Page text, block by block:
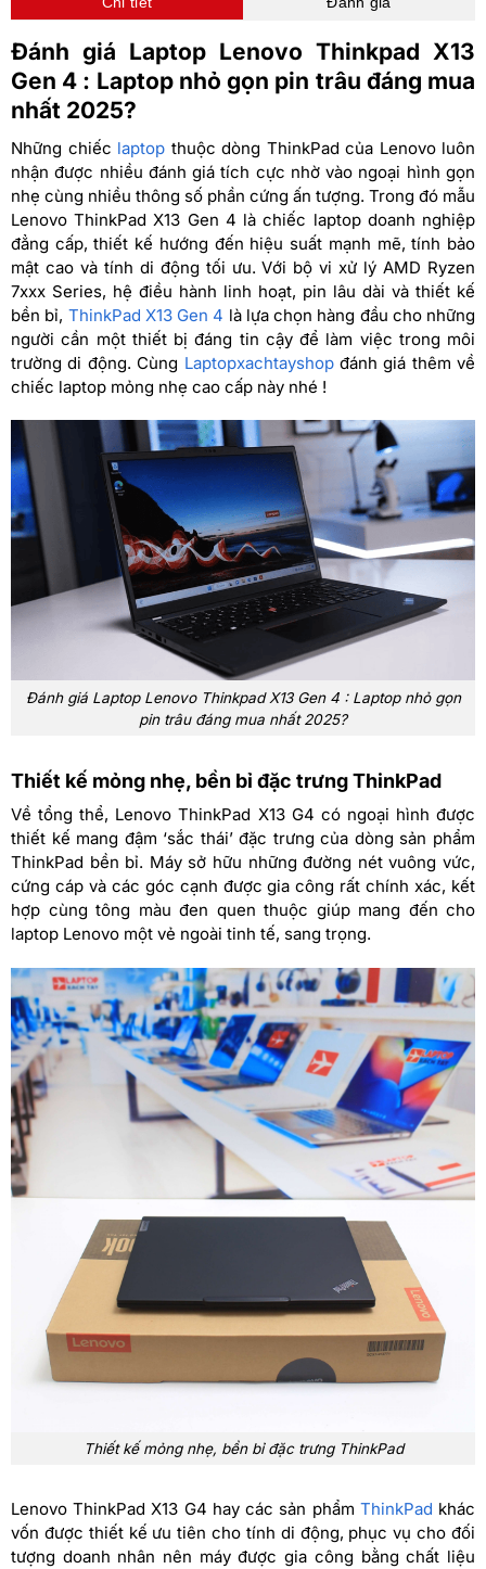
Đánh giá Laptop Lenovo Thinkpad X13
Gen 4 : Laptop nhỏ gọn pin trâu đáng mua
nhất 2025?
Những chiếc laptop thuộc dòng ThinkPad của Lenovo luôn
nhận được nhiều đánh giá tích cực nhờ vào ngoại hình gọn
nhẹ cùng nhiều thông số phần cứng ấn tượng. Trong đó mẫu
Lenovo ThinkPad X13 Gen 4 là chiếc laptop doanh nghiệp
đẳng cấp, thiết kế hướng đến hiệu suất mạnh mẽ, tính bảo
mật cao và tính di động tối ưu. Với bộ vi xử lý AMD Ryzen
7xxx Series, hệ điều hành linh hoạt, pin lâu dài và thiết kế
bền bỉ, ThinkPad X13 Gen 4 là lựa chọn hàng đầu cho những
người cần một thiết bị đáng tin cậy để làm việc trong môi
trường di động. Cùng Laptopxachtayshopđánh giá thêm về
chiếc laptop mỏng nhẹ cao cấp này nhé !
Đánh giá Laptop Lenovo Thinkpad X13 Gen 4 : Laptop nhỏ gọn
pin trâu đáng mua nhất 2025?
Thiết kế mỏng nhẹ, bền bỉ đặc trưng ThinkPad
Về tổng thể, Lenovo ThinkPad X13 G4 có ngoại hình được
thiết kế mang đậm ‘sắc thái’ đặc trưng của dòng sản phẩm
ThinkPad bền bỉ. Máy sở hữu những đường nét vuông vức,
cứng cáp và các góc cạnh được gia công rất chính xác, kết
hợp cùng tông màu đen quen thuộc giúp mang đến cho
laptop Lenovo một vẻ ngoài tinh tế, sang trọng.
Thiết kế mỏng nhẹ, bền bỉ đặc trưng ThinkPad
Lenovo ThinkPad X13 G4 hay các sản phẩm ThinkPad khác
vốn được thiết kế ưu tiên cho tính di động, phục vụ cho đối
tượng doanh nhân nên máy được gia công bằng chất liệu